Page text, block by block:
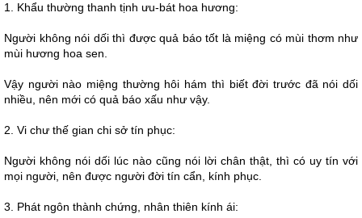
1. Khẩu thường thanh tịnh ưu-bát hoa hương:
Người không nói dối thì được quả báo tốt là miệng có mùi thơm như
mùi hương hoa sen.
Vậy người nào miệng thường hôi hám thì biết đời trước đã nói dối
nhiều, nên mới có quả báo xấu như vậy.
2. Vi chư thế gian chi sở tín phục:
Người không nói dối lúc nào cũng nói lời chân thật, thì có uy tín với
mọi người, nên được người đời tín cẩn, kính phục.
3. Phát ngôn thành chứng, nhân thiên kính ái: